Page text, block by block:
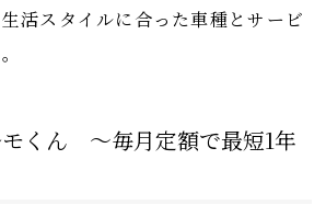
活スタイルに合った車種とサービ
モくん 〜毎月定額で最短1年